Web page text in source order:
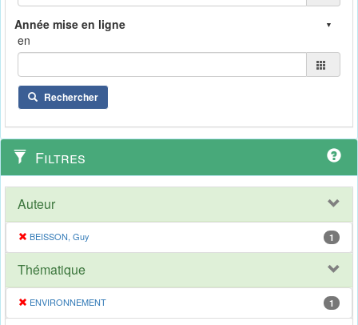
en
Rechercher
Filtres
Auteur
BEISSON, Guy 1
Thématique
ENVIRONNEMENT 1